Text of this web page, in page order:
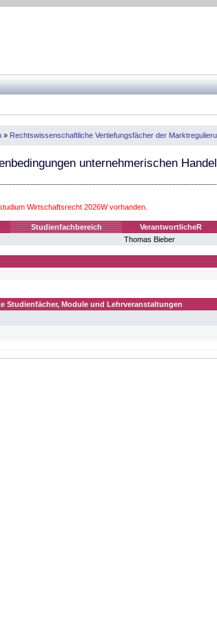
» Rechtswissenschaftliche Vertiefungsfächer der
unternehmerischen
Wirtschaftsrecht 2026W vorhanden.
Studienfachbereich VerantwortlicheR
Thomas Bieber
Studienfächer, Module und Lehrveranstaltungen